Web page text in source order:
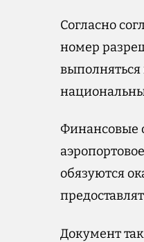
Согласно
номер
выполняться
Финансовые
обязуются
Документ